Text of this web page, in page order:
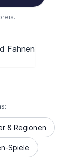
& Regionen
Spiele